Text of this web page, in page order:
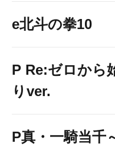
e北斗の拳10
P Re:ゼロから
りver.
P真・一騎当千